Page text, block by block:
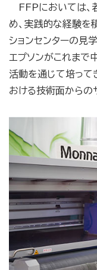
FFPにおいては、
め、実践的な経験を
ションセンターの見
エプソンがこれまで
活動を通じて培って
おける技術面からの